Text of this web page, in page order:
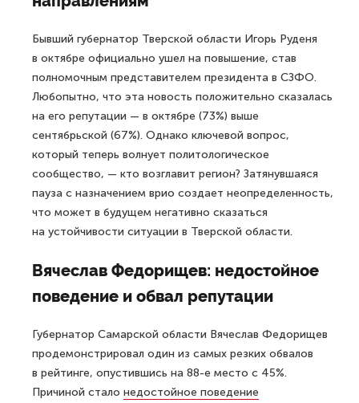
Бывший губернатор Тверской области Игорь Руденя
в октябре официально ушел на повышение, став
полномочным представителем президента в СЗФО.
Любопытно, что эта новость положительно сказалась
на его репутации — в октябре (73%) выше
сентябрьской (67%). Однако ключевой вопрос,
который теперь волнует политологическое
сообщество, — кто возглавит регион? Затянувшаяся
пауза с назначением врио создает неопределенность,
что может в будущем негативно сказаться
на устойчивости ситуации в Тверской области.
Вячеслав Федорищев: недостойное
поведение и обвал репутации
Губернатор Самарской области Вячеслав Федорищев
продемонстрировал один из самых резких обвалов
в рейтинге, опустившись на 88-е место с 45%.
Причиной стало недостойное поведение